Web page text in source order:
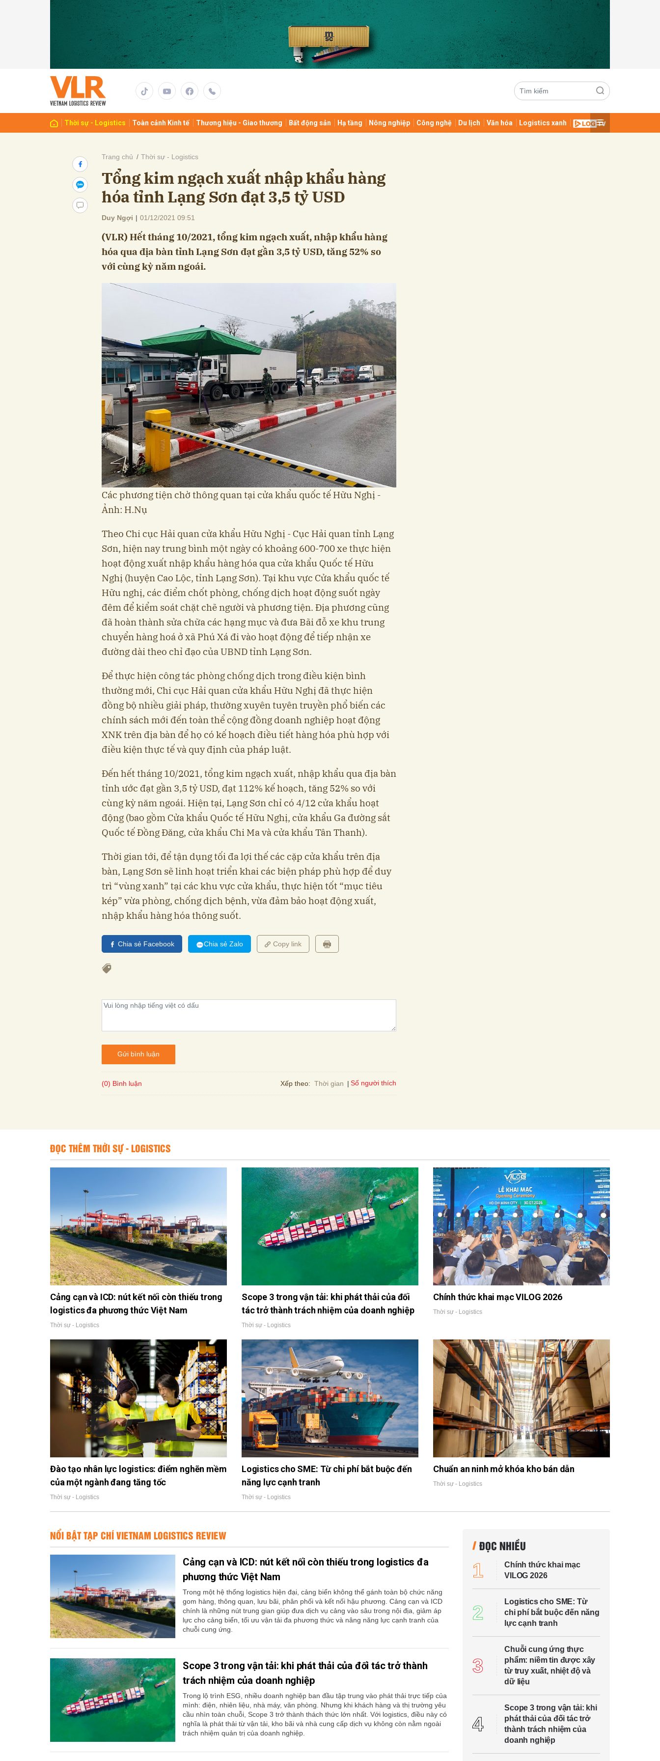
Thời sự - Logistics Toàn cảnh Kinh tế Thương hiệu - Giao thương Bất động sản Hạ tầng Nông nghiệp Công nghệ Du lịch Văn hóa Logistics xanh
Trang chủ Thời sự - Logistics
Tổng kim ngạch xuất nhập khẩu hàng
hóa tỉnh Lạng Sơn đạt 3,5 tỷ USD
Duy Ngợi | 01/12/2021 09:51
(VLR) Hết tháng 10/2021, tổng kim ngạch xuất, nhập khẩu hàng
hóa qua địa bàn tỉnh Lạng Sơn đạt gần 3,5 tỷ USD, tăng 52% so
với cùng kỳ năm ngoái.
Các phương tiện chờ thông quan tại cửa khẩu quốc tế Hữu Nghị -
Ảnh: H.Nụ
Theo Chi cục Hải quan cửa khẩu Hữu Nghị - Cục Hải quan tỉnh Lạng
Sơn, hiện nay trung bình một ngày có khoảng 600-700 xe thực hiện
hoạt động xuất nhập khẩu hàng hóa qua cửa khẩu Quốc tế Hữu
Nghị (huyện Cao Lộc, tỉnh Lạng Sơn). Tại khu vực Cửa khẩu quốc tế
Hữu nghị, các điểm chốt phòng, chống dịch hoạt động suốt ngày
đêm để kiểm soát chặt chẽ người và phương tiện. Địa phương cũng
đã hoàn thành sửa chữa các hạng mục và đưa Bãi đỗ xe khu trung
chuyển hàng hoá ở xã Phú Xá đi vào hoạt động để tiếp nhận xe
đường dài theo chỉ đạo của UBND tỉnh Lạng Sơn.
Để thực hiện công tác phòng chống dịch trong điều kiện bình
thường mới, Chi cục Hải quan cửa khẩu Hữu Nghị đã thực hiện
đồng bộ nhiều giải pháp, thường xuyên tuyên truyền phổ biến các
chính sách mới đến toàn thể cộng đồng doanh nghiệp hoạt động
XNK trên địa bàn để họ có kế hoạch điều tiết hàng hóa phù hợp với
điều kiện thực tế và quy định của pháp luật.
Đến hết tháng 10/2021, tổng kim ngạch xuất, nhập khẩu qua địa bàn
tỉnh ước đạt gần 3,5 tỷ USD, đạt 112% kế hoạch, tăng 52% so với
cùng kỳ năm ngoái. Hiện tại, Lạng Sơn chỉ có 4/12 cửa khẩu hoạt
động (bao gồm Cửa khẩu Quốc tế Hữu Nghị, cửa khẩu Ga đường sắt
Quốc tế Đồng Đăng, cửa khẩu Chi Ma và cửa khẩu Tân Thanh).
Thời gian tới, để tận dụng tối đa lợi thế các cặp cửa khẩu trên địa
bàn, Lạng Sơn sẽ linh hoạt triển khai các biện pháp phù hợp để duy
trì “vùng xanh” tại các khu vực cửa khẩu, thực hiện tốt “mục tiêu
kép” vừa phòng, chống dịch bệnh, vừa đảm bảo hoạt động xuất,
nhập khẩu hàng hóa thông suốt.
Chia sẻ Facebook Chia sẻ Zalo Copy link
Gửi bình luận
(0) Bình luận Xếp theo: Thời gian Số người thích
ĐỌC THÊM THỜI SỰ - LOGISTICS
Cảng cạn và ICD: nút kết nối còn thiếu trong
logistics đa phương thức Việt Nam
Thời sự - Logistics
Scope 3 trong vận tải: khi phát thải của đối
tác trở thành trách nhiệm của doanh nghiệp
Thời sự - Logistics
Chính thức khai mạc VILOG 2026
Thời sự - Logistics
Đào tạo nhân lực logistics: điểm nghẽn mềm
của một ngành đang tăng tốc
Thời sự - Logistics
Logistics cho SME: Từ chi phí bắt buộc đến
năng lực cạnh tranh
Thời sự - Logistics
Chuẩn an ninh mở khóa kho bán dẫn
Thời sự - Logistics
NỔI BẬT TẠP CHÍ VIETNAM LOGISTICS REVIEW
Cảng cạn và ICD: nút kết nối còn thiếu trong logistics đa
phương thức Việt Nam
Trong một hệ thống logistics hiện đại, cảng biển không thể gánh toàn bộ chức năng
gom hàng, thông quan, lưu bãi, phân phối và kết nối hậu phương. Cảng cạn và ICD
chính là những nút trung gian giúp đưa dịch vụ cảng vào sâu trong nội địa, giảm áp
lực cho cảng biển, tối ưu vận tải đa phương thức và nâng năng lực cạnh tranh của
chuỗi cung ứng.
Scope 3 trong vận tải: khi phát thải của đối tác trở thành
trách nhiệm của doanh nghiệp
Trong lộ trình ESG, nhiều doanh nghiệp ban đầu tập trung vào phát thải trực tiếp của
mình: điện, nhiên liệu, nhà máy, văn phòng. Nhưng khi khách hàng và thị trường yêu
cầu nhìn toàn chuỗi, Scope 3 trở thành thách thức lớn nhất. Với logistics, điều này có
nghĩa là phát thải từ vận tải, kho bãi và nhà cung cấp dịch vụ không còn nằm ngoài
trách nhiệm quản trị của doanh nghiệp.
ĐỌC NHIỀU
1
Chính thức khai mạc
VILOG 2026
2
Logistics cho SME: Từ
chi phí bắt buộc đến năng
lực cạnh tranh
3
Chuỗi cung ứng thực
phẩm: niềm tin được xây
từ truy xuất, nhiệt độ và
dữ liệu
4
Scope 3 trong vận tải: khi
phát thải của đối tác trở
thành trách nhiệm của
doanh nghiệp
Gửi bình luận